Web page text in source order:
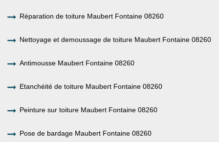
Réparation de toiture Maubert Fontaine 08260
Nettoyage et demoussage de toiture Maubert Fontaine 08260
Antimousse Maubert Fontaine 08260
Etanchéité de toiture Maubert Fontaine 08260
Peinture sur toiture Maubert Fontaine 08260
Pose de bardage Maubert Fontaine 08260